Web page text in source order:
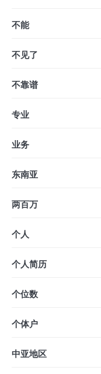
不能
不见了
不靠谱
专业
业务
东南亚
两百万
个人
个人简历
个位数
个体户
中亚地区